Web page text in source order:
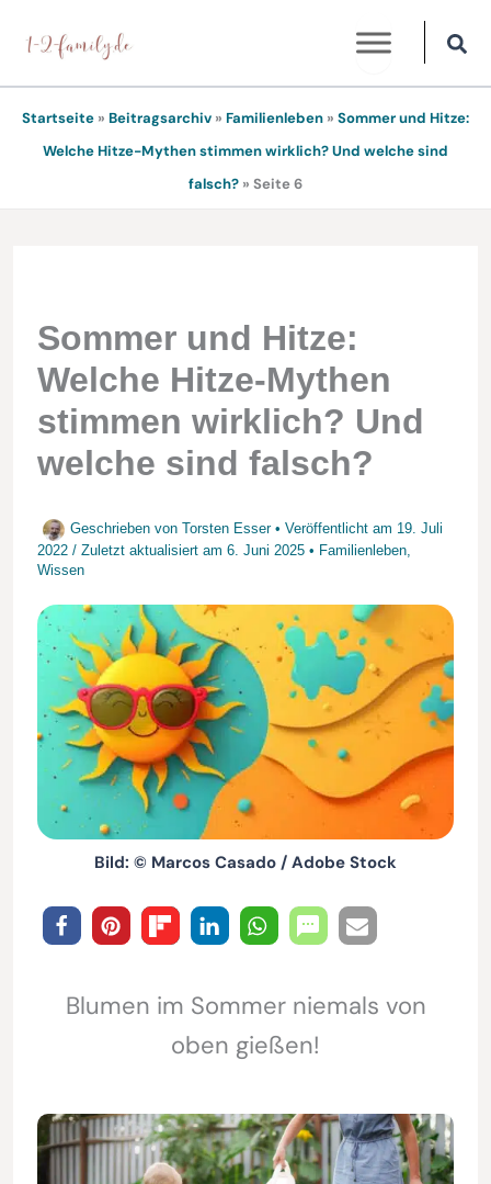
Inhalt
springen
Startseite » Beitragsarchiv » Familienleben » Sommer und Hitze:
Welche Hitze-Mythen stimmen wirklich? Und welche sind
falsch? » Seite 6
Sommer und Hitze:
Welche Hitze-Mythen
stimmen wirklich? Und
welche sind falsch?
Geschrieben von Torsten Esser • Veröffentlicht am 19. Juli
2022 / Zuletzt aktualisiert am 6. Juni 2025• Familienleben,
Wissen
Bild: © Marcos Casado / Adobe Stock
Blumen im Sommer niemals von
oben gießen!